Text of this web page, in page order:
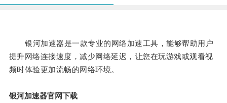
银河加速器是一款专业的网络加速工具，能够帮助用户
提升网络连接速度，减少网络延迟，让您在玩游戏或观看视
频时体验更加流畅的网络环境。
银河加速器官网下载